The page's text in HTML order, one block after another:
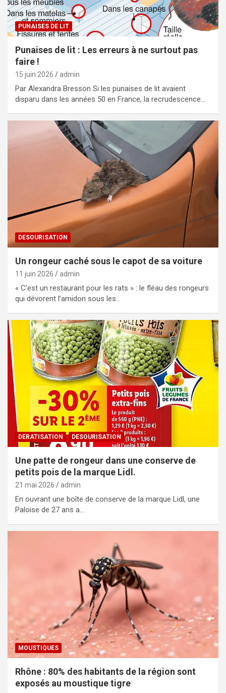
PUNAISES DE LIT
Punaises de lit : Les erreurs à ne surtout pas
faire !
15 juin 2026 admin
Par Alexandra Bresson Si les punaises de lit avaient
disparu dans les années 50 en France, la recrudescence…
DESOURISATION
Un rongeur caché sous le capot de sa voiture
11 juin 2026 admin
« C’est un restaurant pour les rats » : le fléau des rongeurs
qui dévorent l’amidon sous les…
DERATISATION DESOURISATION
Une patte de rongeur dans une conserve de
petits pois de la marque Lidl.
21 mai 2026 admin
En ouvrant une boîte de conserve de la marque Lidl, une
Paloise de 27 ans a…
MOUSTIQUES
Rhône : 80% des habitants de la région sont
exposés au moustique tigre